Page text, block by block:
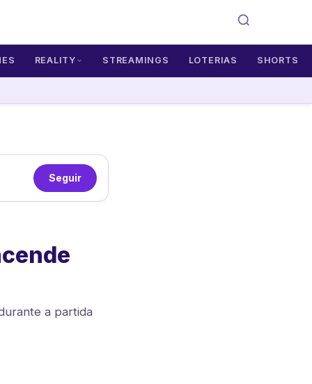
REALITY STREAMINGS LOTERIAS SHORTS
Seguir
a partida